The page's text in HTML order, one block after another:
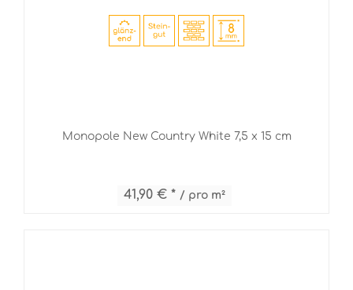
Monopole New Country White 7,5 x 15 cm
41,90 € * / pro m²